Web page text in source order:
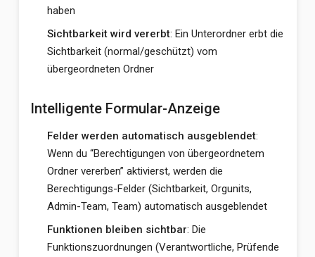
haben
Sichtbarkeit wird vererbt: Ein Unterordner erbt die
Sichtbarkeit (normal/geschützt) vom
übergeordneten Ordner
Intelligente Formular-Anzeige
Felder werden automatisch ausgeblendet:
Wenn du “Berechtigungen von übergeordnetem
Ordner vererben” aktivierst, werden die
Berechtigungs-Felder (Sichtbarkeit, Orgunits,
Admin-Team, Team) automatisch ausgeblendet
Funktionen bleiben sichtbar: Die
Funktionszuordnungen (Verantwortliche, Prüfende